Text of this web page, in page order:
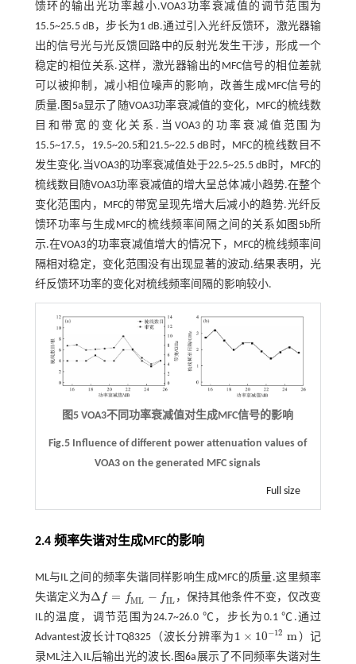
馈环的输出光功率越小.VOA3功率衰减值的调节范围为
15.5~25.5 dB，步长为1 dB.通过引入光纤反馈环，激光器输
出的信号光与光反馈回路中的反射光发生干涉，形成一个
稳定的相位关系.这样，激光器输出的MFC信号的相位差就
可以被抑制，减小相位噪声的影响，改善生成MFC信号的
质量. 图5a显示了随VOA3功率衰减值的变化，MFC的梳线数
目和带宽的变化关系.当VOA3的功率衰减值范围为
15.5~17.5，19.5~20.5和21.5~22.5 dB时，MFC的梳线数目不
发生变化.当VOA3的功率衰减值处于22.5~25.5 dB时，MFC的
梳线数目随VOA3功率衰减值的增大呈总体减小趋势.在整个
变化范围内，MFC的带宽呈现先增大后减小的趋势.光纤反
馈环功率与生成MFC的梳线频率间隔之间的关系如 图5b所
示.在VOA3的功率衰减值增大的情况下，MFC的梳线频率间
隔相对稳定，变化范围没有出现显著的波动.结果表明，光
纤反馈环功率的变化对梳线频率间隔的影响较小.
图5 VOA3不同功率衰减值对生成MFC信号的影响
Fig.5 Influence of different power attenuation values of
VOA3 on the generated MFC signals
Full size
2.4 频率失谐对生成MFC的影响
ML与IL之间的频率失谐同样影响生成MFC的质量.这里频率
失谐定义为Δ f = fML − fIL
Δf=f ML -fIL
，保持其他条件不变，仅改变
IL的温度，调节范围为24.7~26.0 ℃，步长为0.1 ℃.通过
Advantest波长计TQ8325（波长分辨率为 1 × 10−12 m
1×10-12 m
）记
录ML注入IL后输出光的波长. 图6a展示了不同频率失谐对生